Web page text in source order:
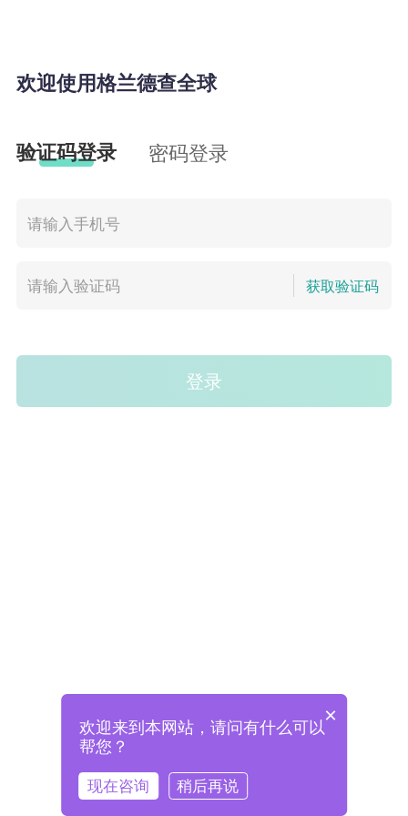
欢迎使用格兰德查全球
验证码登录 密码登录
获取验证码
登录
登录即表示已阅读并同意《格兰德官网用户协议》
×
欢迎来到本网站，请问有什么可以
帮您？
现在咨询 稍后再说